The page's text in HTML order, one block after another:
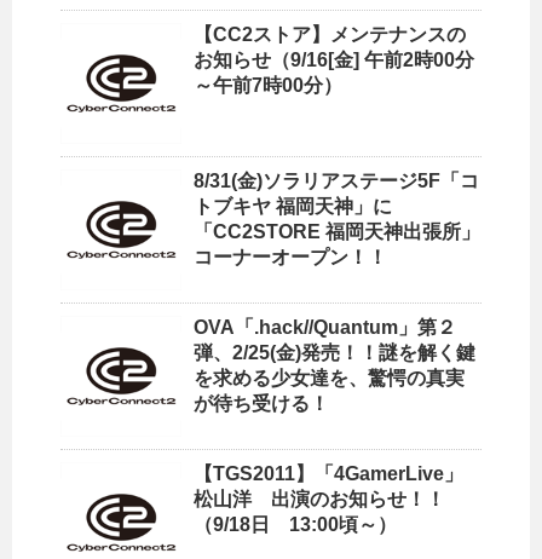
【CC2ストア】メンテナンスの
お知らせ（9/16[金] 午前2時00分
～午前7時00分）
8/31(金)ソラリアステージ5F「コ
トブキヤ 福岡天神」に
「CC2STORE 福岡天神出張所」
コーナーオープン！！
OVA「.hack//Quantum」第２
弾、2/25(金)発売！！謎を解く鍵
を求める少女達を、驚愕の真実
が待ち受ける！
【TGS2011】「4GamerLive」
松山洋 出演のお知らせ！！
（9/18日 13:00頃～）